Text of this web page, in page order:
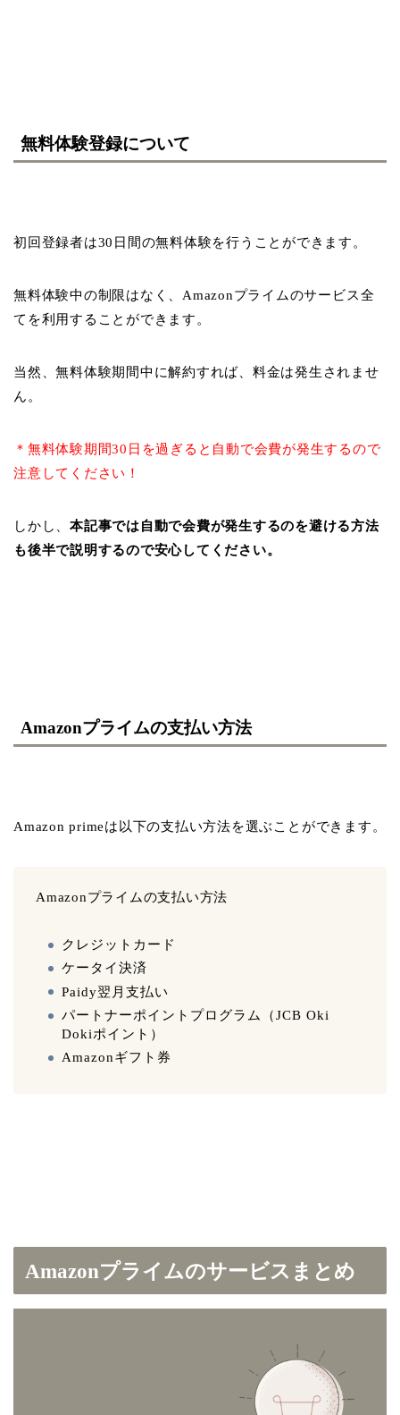
無料体験登録について
初回登録者は30日間の無料体験を行うことができます。
無料体験中の制限はなく、Amazonプライムのサービス全
てを利用することができます。
当然、無料体験期間中に解約すれば、料金は発生されませ
ん。
＊無料体験期間30日を過ぎると自動で会費が発生するので
注意してください！
しかし、本記事では自動で会費が発生するのを避ける方法
も後半で説明するので安心してください。
Amazonプライムの支払い方法
Amazon primeは以下の支払い方法を選ぶことができます。
Amazonプライムの支払い方法
クレジットカード
ケータイ決済
Paidy翌月支払い
パートナーポイントプログラム（JCB Oki
Dokiポイント）
Amazonギフト券
Amazonプライムのサービスまとめ